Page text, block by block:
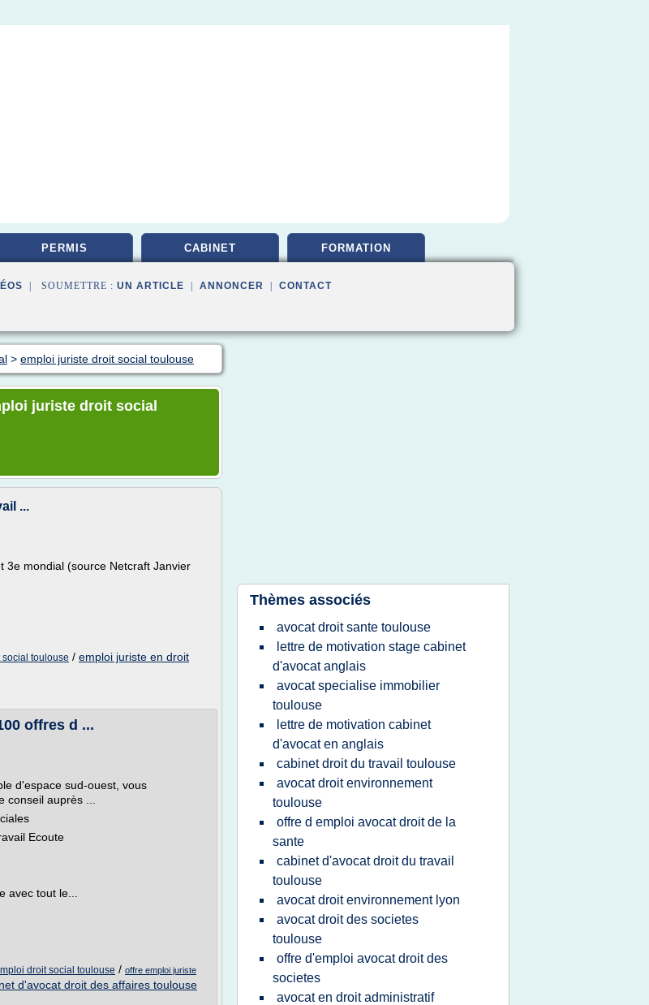
PERMIS CABINET FORMATION
| SOUMETTRE : UN ARTICLE ANNONCER CONTACT
> emploi juriste droit social toulouse
juriste droit social
...
3e mondial (source Netcraft Janvier
toulouse / emploi juriste en droit
offres d ...
d'espace sud-ouest, vous
auprès ...
Ecoute
avec tout le...
droit social toulouse / offre emploi juriste
d'avocat droit des affaires toulouse
Thèmes associés
avocat droit sante toulouse
lettre de motivation stage cabinet
d'avocat anglais
avocat specialise immobilier
toulouse
lettre de motivation cabinet
d'avocat en anglais
cabinet droit du travail toulouse
avocat droit environnement
toulouse
offre d emploi avocat droit de la
sante
cabinet d'avocat droit du travail
toulouse
avocat droit environnement lyon
avocat droit des societes
toulouse
offre d'emploi avocat droit des
societes
avocat en droit administratif